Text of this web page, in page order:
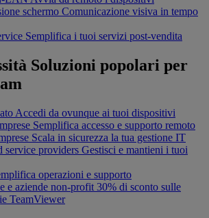
schermo Comunicazione visiva in tempo
Semplifica i tuoi servizi post-vendita
Soluzioni popolari per
Accedi da ovunque ai tuoi dispositivi
Semplifica accesso e supporto remoto
Scala in sicurezza la tua gestione IT
service providers Gestisci e mantieni i tuoi
operazioni e supporto
e aziende non-profit 30% di sconto sulle
TeamViewer